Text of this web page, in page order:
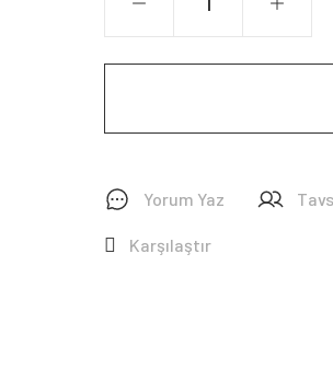
Yorum Yaz
Karşılaştır